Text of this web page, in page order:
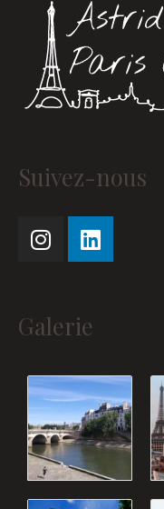
Suivez-nous
Instagram
Linkedin
Galerie